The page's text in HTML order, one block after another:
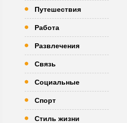
Путешествия
Работа
Развлечения
Связь
Социальные
Спорт
Стиль жизни